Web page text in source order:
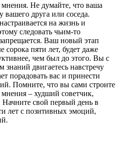
Не думайте, что ваша
вашего друга или соседа.
на жизнь и
следовать чьим-то
Ваш новый этап
сорока пяти лет, будет даже
чем был до этого. Вы с
двигаетесь навстречу
порадовать вас и принести
Помните, что вы сами строите
– худший советчик,
свой первый день в
лет с позитивных эмоций,